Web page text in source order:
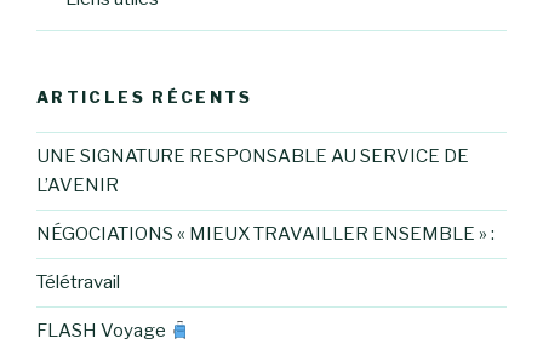
ARTICLES RÉCENTS
UNE SIGNATURE RESPONSABLE AU SERVICE DE
L’AVENIR
NÉGOCIATIONS « MIEUX TRAVAILLER ENSEMBLE » :
Télétravail
FLASH Voyage